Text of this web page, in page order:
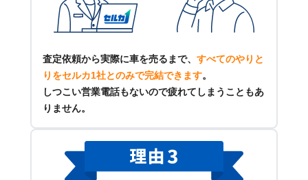
査定依頼から実際に車を売るまで、 すべてのやりと
りをセルカ1社とのみで完結できます。
しつこい営業電話もないので疲れてしまうこともあ
りません。